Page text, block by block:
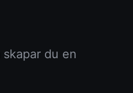
du en